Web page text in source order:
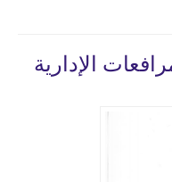
الإدارية